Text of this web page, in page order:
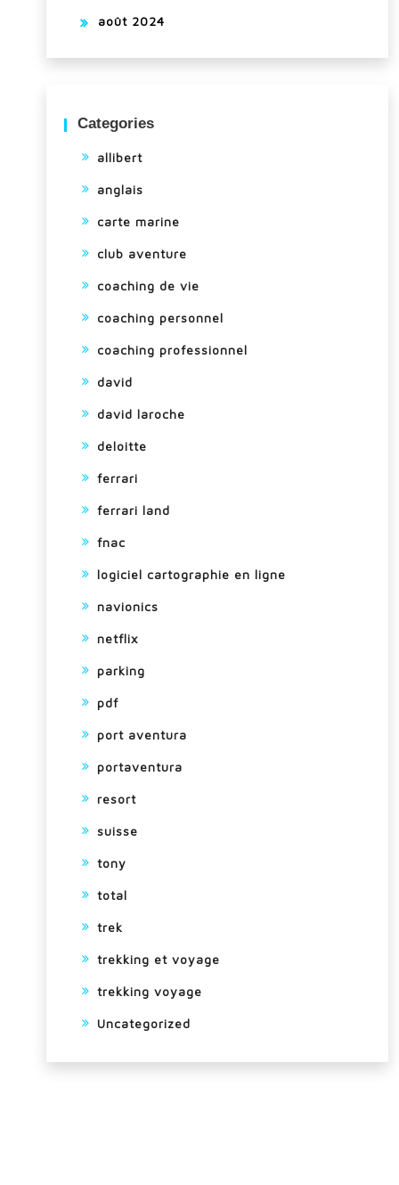
août 2024
Categories
allibert
anglais
carte marine
club aventure
coaching de vie
coaching personnel
coaching professionnel
david
david laroche
deloitte
ferrari
ferrari land
fnac
logiciel cartographie en ligne
navionics
netflix
parking
pdf
port aventura
portaventura
resort
suisse
tony
total
trek
trekking et voyage
trekking voyage
Uncategorized